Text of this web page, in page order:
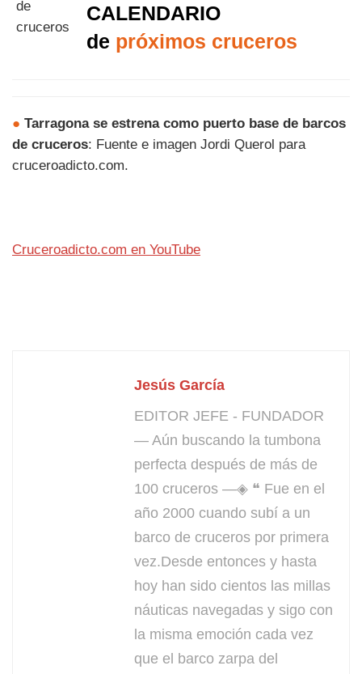
CALENDARIO
de próximos cruceros
● Tarragona se estrena como puerto base de barcos
de cruceros: Fuente e imagen Jordi Querol para
cruceroadicto.com.
Cruceroadicto.com en YouTube
Jesús García
EDITOR JEFE - FUNDADOR
— Aún buscando la tumbona
perfecta después de más de
100 cruceros —◈ ❝ Fue en el
año 2000 cuando subí a un
barco de cruceros por primera
vez.Desde entonces y hasta
hoy han sido cientos las millas
náuticas navegadas y sigo con
la misma emoción cada vez
que el barco zarpa del